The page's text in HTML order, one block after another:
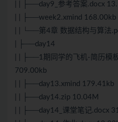
| | ├──day9_参考答案.docx
| | ├──week2.xmind 168.00kb
| | └──第4章 数据结构与算法
| ├──day14
| | ├──1期同学的飞机-简历模
709.00kb
| | ├──day13.xmind 179.41kb
| | ├──day14.zip 10.04M
| | ├──day14_课堂笔记.docx